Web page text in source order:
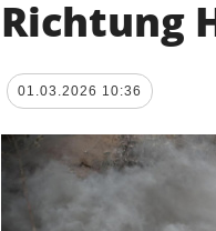
Richtung
01.03.2026 10:36